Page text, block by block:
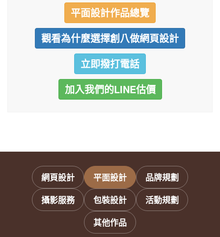
平面設計作品總覽
觀看為什麼選擇創八做網頁設計
立即撥打電話
加入我們的LINE估價
網頁設計 平面設計
品牌規劃
攝影服務
包裝設計
活動規劃
其他作品